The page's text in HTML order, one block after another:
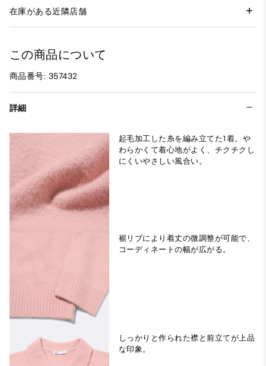
在庫がある近隣店舗
この商品について
商品番号: 357432
詳細
起毛加工した糸を編み立てた1着。や
わらかくて着心地がよく、チクチクし
にくいやさしい風合い。
裾リブにより着丈の微調整が可能で、
コーディネートの幅が広がる。
しっかりと作られた襟と前立てが上品
な印象。